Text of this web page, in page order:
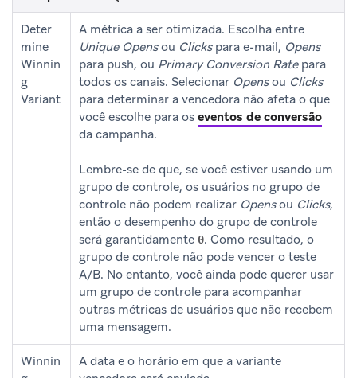
Deter
mine
Winnin
g
Variant
A métrica a ser otimizada. Escolha entre
Unique Opensou Clickspara e-mail, Opens
para push, ou Primary Conversion Ratepara
todos os canais. Selecionar Opensou Clicks
para determinar a vencedora não afeta o que
você escolhe para os eventos de conversão
da campanha.
Lembre-se de que, se você estiver usando um
grupo de controle, os usuários no grupo de
controle não podem realizar Opensou Clicks,
então o desempenho do grupo de controle
será garantidamente 0. Como resultado, o
grupo de controle não pode vencer o teste
A/B. No entanto, você ainda pode querer usar
um grupo de controle para acompanhar
outras métricas de usuários que não recebem
uma mensagem.
Winnin
A data e o horário em que a variante